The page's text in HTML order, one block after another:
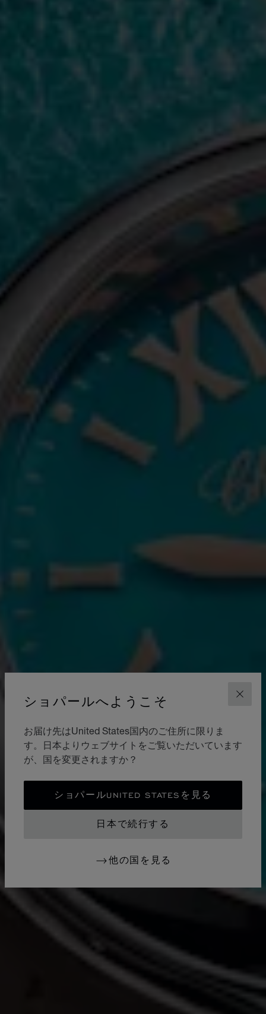
閉じる
ショパールへようこそ
お届け先はUnited States国内のご住所に限りま
す。日本よりウェブサイトをご覧いただいています
が、国を変更されますか？
ショパールUNITED STATESを見る
日本で続行する
他の国を見る